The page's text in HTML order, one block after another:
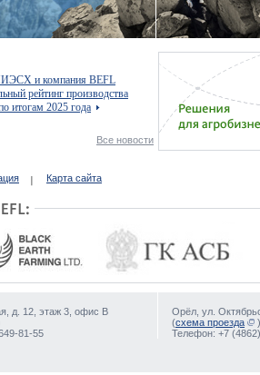
и компания BEFL
рейтинг производства
итогам 2025 года
Все новости
Карта сайта
д. 12, этаж 3, офис В
81-55
Орёл, ул.
(схема проезда
)
Телефон: +7